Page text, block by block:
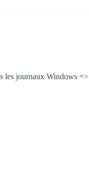
les journaux Windows